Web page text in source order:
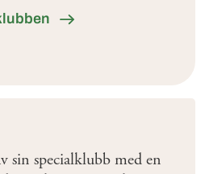
sin specialklubb med en